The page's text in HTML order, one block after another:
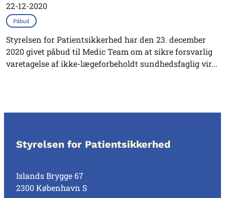
22-12-2020
Påbud
Styrelsen for Patientsikkerhed har den 23. december
2020 givet påbud til Medic Team om at sikre forsvarlig
varetagelse af ikke-lægeforbeholdt sundhedsfaglig vir...
Styrelsen for Patientsikkerhed
Islands Brygge 67
2300 København S